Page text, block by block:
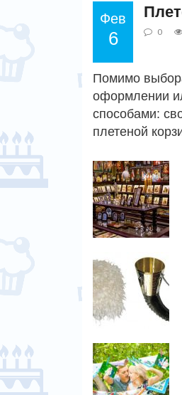
Фев
6 0
Помимо
оформлении
способами:
плетеной